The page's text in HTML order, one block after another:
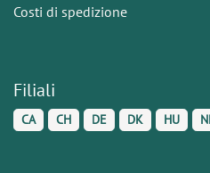
Costi di spedizione
Filiali
CA CH DE DK HU